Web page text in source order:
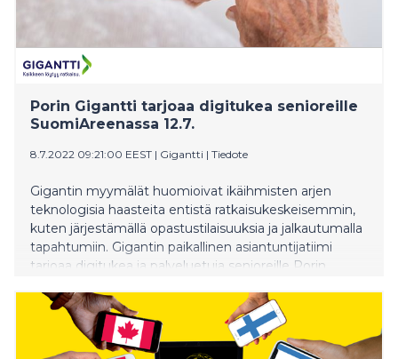
Porin Gigantti tarjoaa digitukea senioreille
SuomiAreenassa 12.7.
8.7.2022 09:21:00 EEST | Gigantti | Tiedote
Gigantin myymälät huomioivat ikäihmisten arjen
teknologisia haasteita entistä ratkaisukeskeisemmin,
kuten järjestämällä opastustilaisuuksia ja jalkautumalla
tapahtumiin. Gigantin paikallinen asiantuntijatiimi
tarjoaa digitukea ja palveluetuja senioreille Porin
osastolla torstaina 12.7. kello 14 (ranta-alue).